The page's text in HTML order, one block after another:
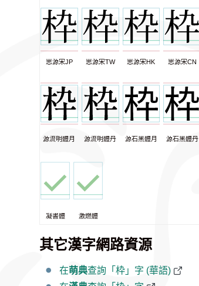
思源宋JP 思源宋TW 思源宋HK 思源宋CN
源流明體月 源流明體丹 源石黑體月 源石黑體丹
凝書體 激燃體
其它漢字網路資源
在萌典查詢「枠」字 (華語)